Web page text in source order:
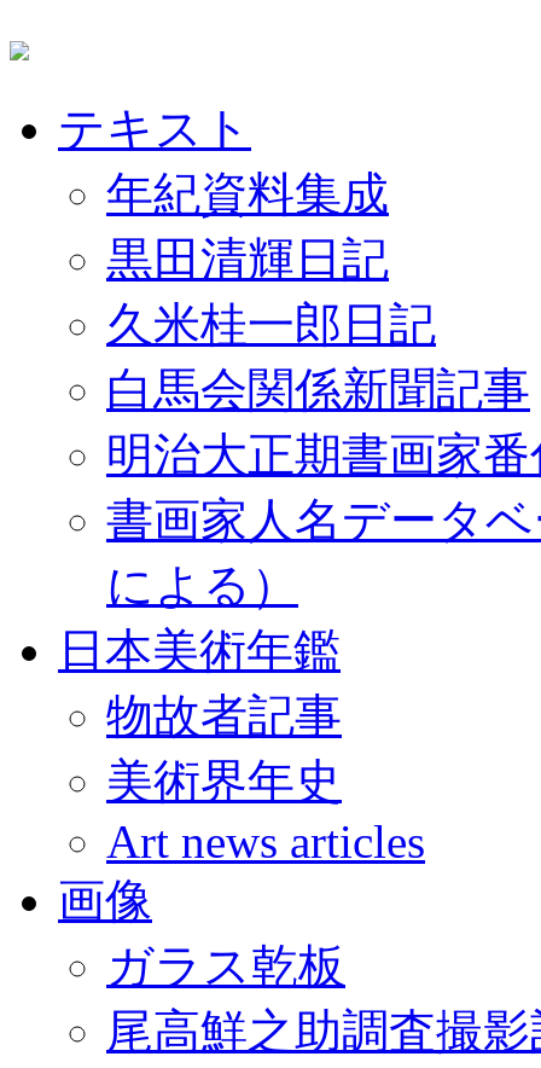
テキスト
年紀資料集成
黒田清輝日記
久米桂一郎日記
白馬会関係新聞記事
明治大正期書画家
書画家人名データ
による）
日本美術年鑑
物故者記事
美術界年史
Art news articles
画像
ガラス乾板
尾高鮮之助調査撮